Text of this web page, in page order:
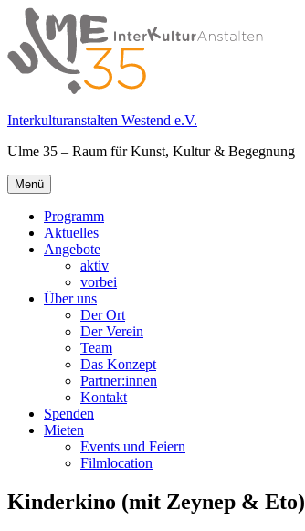
Springe
zum
Inhalt
Interkulturanstalten Westend e.V.
Ulme 35 – Raum für Kunst, Kultur & Begegnung
Primäres
Menü
Menü
Programm
Aktuelles
Angebote
aktiv
vorbei
Über uns
Der Ort
Der Verein
Team
Das Konzept
Partner:innen
Kontakt
Spenden
Mieten
Events und Feiern
Filmlocation
Kinderkino (mit Zeynep & Eto)